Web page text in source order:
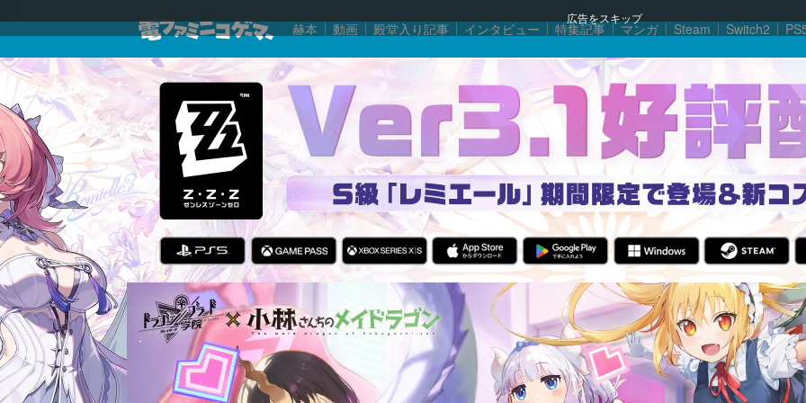
広告をスキップ
赫本 動画 殿堂入り記事 インタビュー 特集記事 マンガ Steam Switch2